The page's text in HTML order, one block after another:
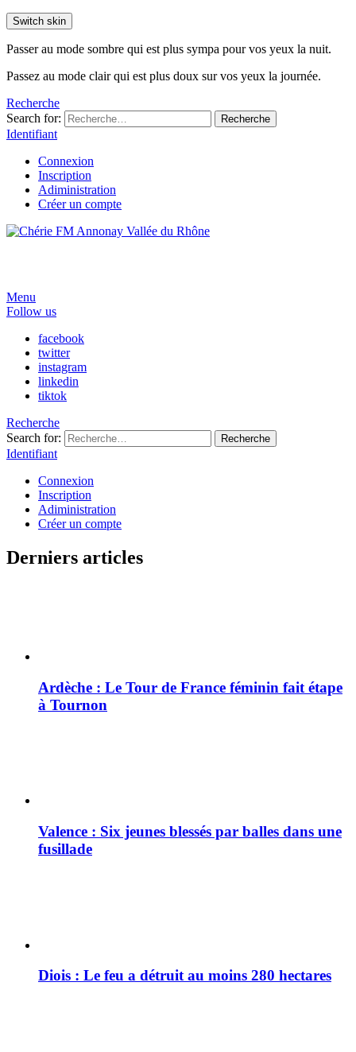
Switch skin
Passer au mode sombre qui est plus sympa pour vos yeux la nuit.
Passez au mode clair qui est plus doux sur vos yeux la journée.
Recherche
Search for:
Recherche
Identifiant
Connexion
Inscription
Adiministration
Créer un compte
Menu
Follow us
facebook
twitter
instagram
linkedin
tiktok
Recherche
Search for:
Recherche
Identifiant
Connexion
Inscription
Adiministration
Créer un compte
Derniers articles
Ardèche : Le Tour de France féminin fait étape
à Tournon
Valence : Six jeunes blessés par balles dans une
fusillade
Diois : Le feu a détruit au moins 280 hectares